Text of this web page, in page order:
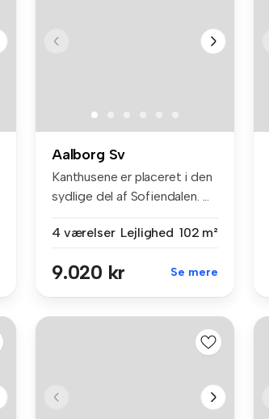
Aalborg Sv
Kanthusene er placeret i den
sydlige del af Sofiendalen. ...
4 værelser Lejlighed 102 m²
9.020 kr Se mere